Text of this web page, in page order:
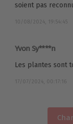
soient pas
10/08/2024, 19:54:45
Yvon Sy****n
Les plantes sont
17/07/2024, 00:17:16